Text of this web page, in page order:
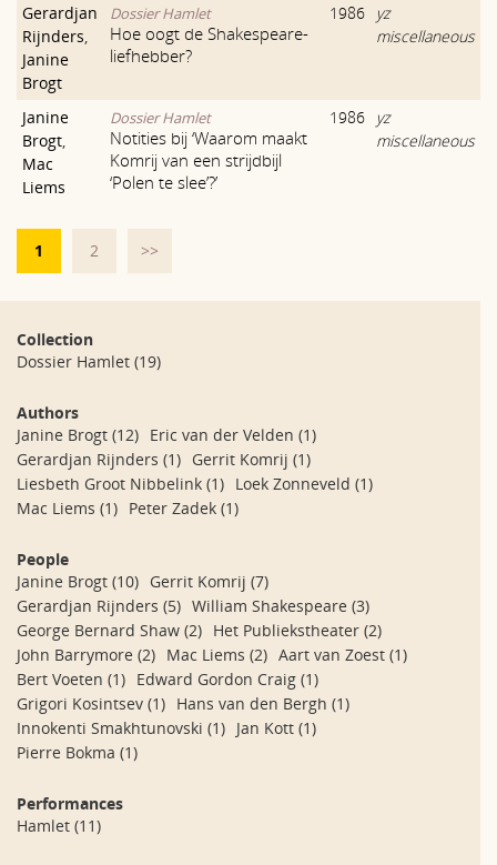
Gerardjan
Rijnders
Janine
Brogt
Dossier Hamlet
Hoe oogt de Shakespeare-
liefhebber?
1986
yz
miscellaneous
Janine
Brogt
Mac
Liems
Dossier Hamlet
Notities bij ‘Waarom maakt
Komrij van een strijdbijl
‘Polen te slee’?’
1986
yz
miscellaneous
1 2 >>
Collection
Dossier Hamlet (19)
Authors
Janine Brogt (12) Eric van der Velden (1)
Gerardjan Rijnders (1) Gerrit Komrij (1)
Liesbeth Groot Nibbelink (1) Loek Zonneveld (1)
Mac Liems (1) Peter Zadek (1)
People
Janine Brogt (10) Gerrit Komrij (7)
Gerardjan Rijnders (5) William Shakespeare (3)
George Bernard Shaw (2) Het Publiekstheater (2)
John Barrymore (2) Mac Liems (2) Aart van Zoest (1)
Bert Voeten (1) Edward Gordon Craig (1)
Grigori Kosintsev (1) Hans van den Bergh (1)
Innokenti Smakhtunovski (1) Jan Kott (1)
Pierre Bokma (1)
Performances
Hamlet (11)